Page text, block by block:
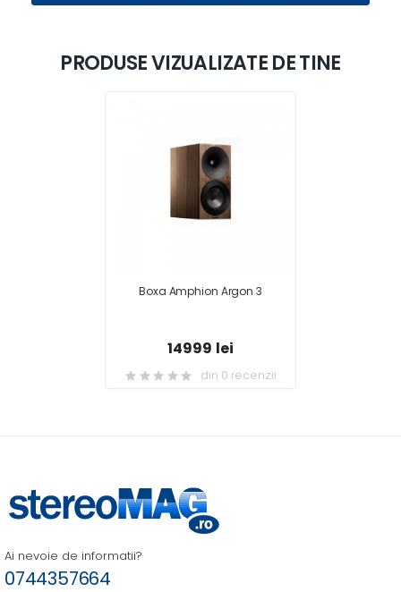
PRODUSE VIZUALIZATE DE TINE
Boxa Amphion Argon 3
14999 lei
din 0 recenzii
Ai nevoie de informatii?
0744357664